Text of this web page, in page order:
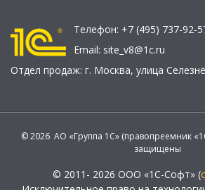
Телефон: +7 (495) 737-92-
Email: site_v8@1c.ru
Отдел продаж: г. Москва, улица
© 2026 АО «Группа 1С» (правопреемник
защищены
© 2011- 2026 ООО «1С-Софт» (